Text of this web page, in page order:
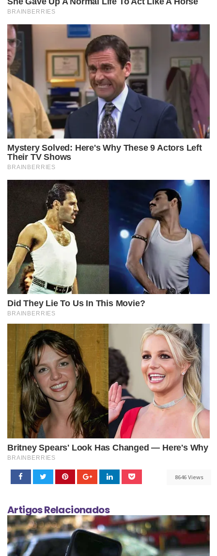
8646 Views
Artigos Relacionados